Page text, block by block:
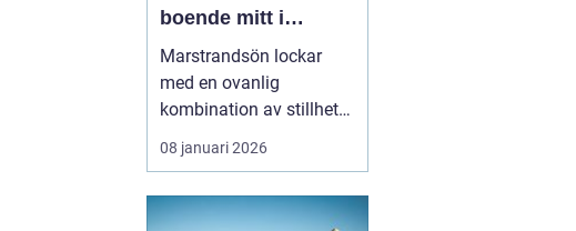
boende mitt i
Bohusläns
skärgårdspuls
Marstrandsön lockar
med en ovanlig
kombination av stillhet
och liv. Här möts salta
bad, segelbåtar,
moderna restauranger
08 januari 2026